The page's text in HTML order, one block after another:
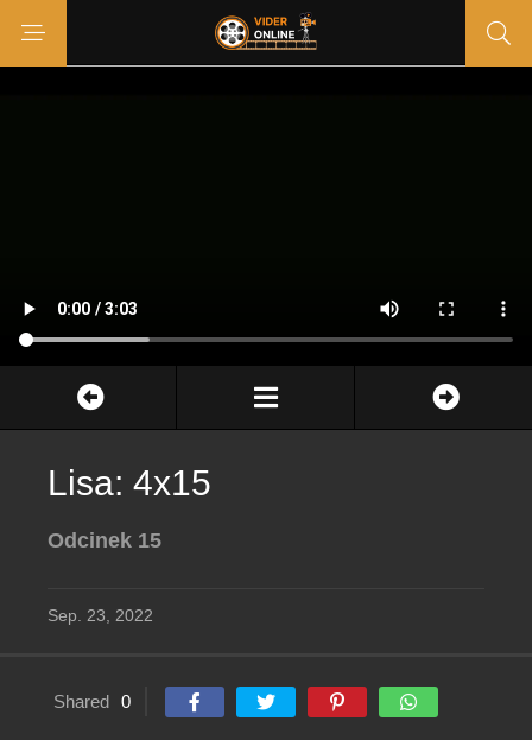
Lisa: 4x15
Odcinek 15
Sep. 23, 2022
Shared 0